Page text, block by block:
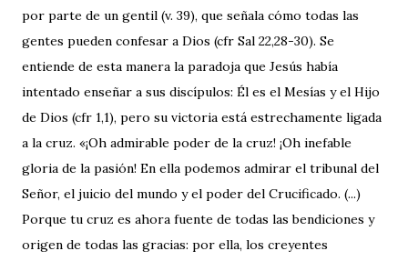
por parte de un gentil (v. 39), que señala cómo todas las
gentes pueden confesar a Dios (cfr Sal 22,28-30). Se
entiende de esta manera la paradoja que Jesús había
intentado enseñar a sus discípulos: Él es el Mesías y el Hijo
de Dios (cfr 1,1), pero su victoria está estrechamente ligada
a la cruz. «¡Oh admirable poder de la cruz! ¡Oh inefable
gloria de la pasión! En ella podemos admirar el tribunal del
Señor, el juicio del mundo y el poder del Crucificado. (...)
Porque tu cruz es ahora fuente de todas las bendiciones y
origen de todas las gracias: por ella, los creyentes